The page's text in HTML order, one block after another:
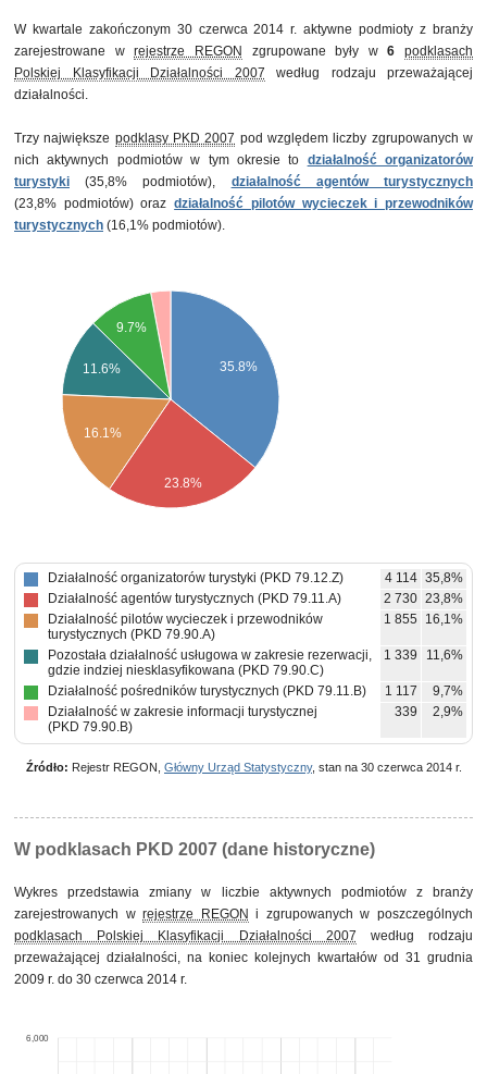
W kwartale zakończonym 30 czerwca 2014 r. aktywne podmioty z branży
zarejestrowane wrejestrze REGON zgrupowane były w6
podklasach
Polskiej Klasyfikacji Działalności 2007 według rodzaju przeważającej
działalności.
Trzy największe podklasy PKD 2007 pod względem liczby zgrupowanych w
nich aktywnych podmiotów w tym okresie to działalność organizatorów
turystyki (35,8% podmiotów), działalność agentów turystycznych
(23,8% podmiotów) orazdziałalność pilotów wycieczek i przewodników
turystycznych (16,1% podmiotów).
35.8%
9.7%
11.6%
16.1%
23.8%
Działalność organizatorów turystyki (PKD 79.12.Z) 4 114 35,8%
Działalność agentów turystycznych (PKD 79.11.A)
2 730 23,8%
Działalność pilotów wycieczek i przewodników
turystycznych (PKD 79.90.A)
1 855 16,1%
Pozostała działalność usługowa w zakresie rezerwacji,
gdzie indziej niesklasyfikowana (PKD 79.90.C)
1 339 11,6%
Działalność pośredników turystycznych (PKD 79.11.B) 1 117
9,7%
Działalność w zakresie informacji turystycznej
(PKD 79.90.B)
339 2,9%
Źródło: Rejestr REGON, Główny Urząd Statystyczny, stan na 30 czerwca 2014 r.
W podklasach PKD 2007 (dane historyczne)
Wykres przedstawia zmiany w liczbie aktywnych podmiotów z branży
zarejestrowanych wrejestrze REGON i zgrupowanych w poszczególnych
podklasach Polskiej Klasyfikacji Działalności 2007 według rodzaju
przeważającej działalności, na koniec kolejnych kwartałów od 31 grudnia
2009 r. do 30 czerwca 2014 r.
6,000